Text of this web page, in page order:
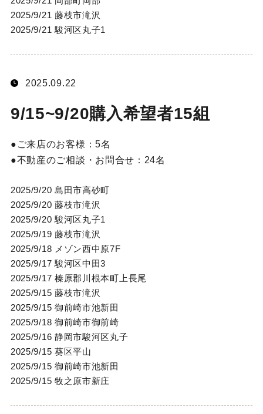
2025/9/21 藤枝市滝沢
2025/9/21 駿河区丸子1
2025.09.22
9/15~9/20購入希望者15組
ご来店のお客様：5名
不動産のご相談・お問合せ： 24名
2025/9/20 島田市高砂町
2025/9/20 藤枝市滝沢
2025/9/20 駿河区丸子1
2025/9/19 藤枝市滝沢
2025/9/18 メゾン西中原7F
2025/9/17 駿河区中田3
2025/9/17 榛原郡川根本町上長尾
2025/9/15 藤枝市滝沢
2025/9/15 御前崎市池新田
2025/9/18 御前崎市御前崎
2025/9/16 静岡市駿河区丸子
2025/9/15 葵区平山
2025/9/15 御前崎市池新田
2025/9/15 牧之原市新庄